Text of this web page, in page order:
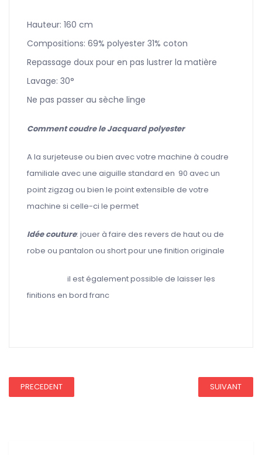
Hauteur: 160 cm
Compositions: 69% polyester 31% coton
Repassage doux pour en pas lustrer la matière
Lavage: 30°
Ne pas passer au sèche linge
Comment coudre le Jacquard polyester
A la surjeteuse ou bien avec votre machine à coudre
familiale avec une aiguille standard en 90 avec un
point zigzag ou bien le point extensible de votre
machine si celle-ci le permet
Idée couture: jouer à faire des revers de haut ou de
robe ou pantalon ou short pour une finition originale
il est également possible de laisser les
finitions en bord franc
PRECEDENT SUIVANT